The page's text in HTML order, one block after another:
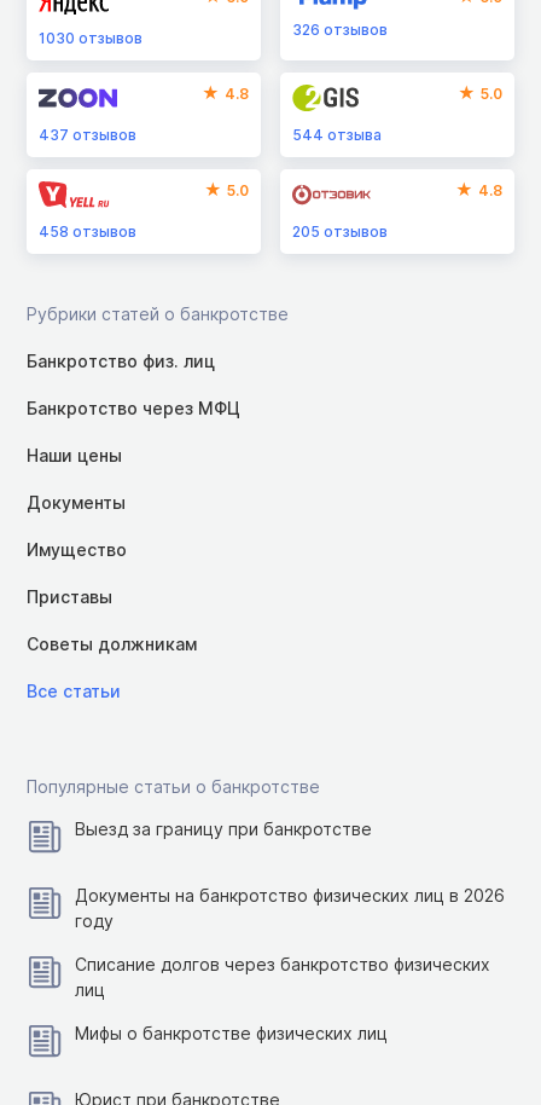
1030 отзывов
326отзывов
4.8
437 отзывов
5.0
544отзыва
5.0
458 отзывов
4.8
205отзывов
Рубрики статей о банкротстве
Банкротство физ. лиц
Банкротство через МФЦ
Наши цены
Документы
Имущество
Приставы
Советы должникам
Все статьи
Популярные статьи о банкротстве
Выезд за границу при банкротстве
Документы на банкротство физических лиц в 2026
году
Списание долгов через банкротство физических
лиц
Мифы о банкротстве физических лиц
Юрист при банкротстве